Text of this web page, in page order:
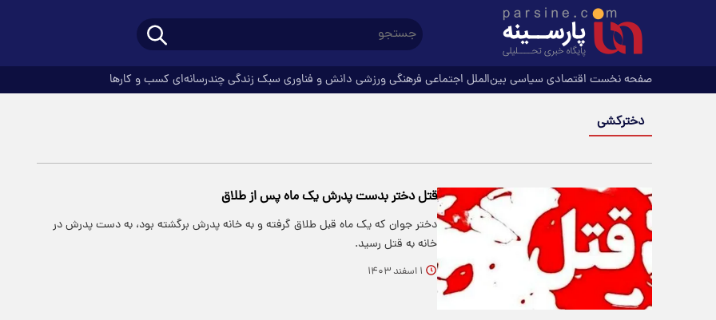
صفحه نخست اقتصادی سیاسی بین‌الملل اجتماعی فرهنگیورزشی دانش و فناوری سبک زندگیچندرسانه‌ای کسب و کارها
دخترکشی
قتل دختر بدست پدرش یک ماه پس از طلاق
دختر جوان که یک ماه قبل طلاق گرفته و به خانه پدرش برگشته بود، به دست پدرش در
خانه به قتل رسید.
۱ اسفند ۱۴۰۳